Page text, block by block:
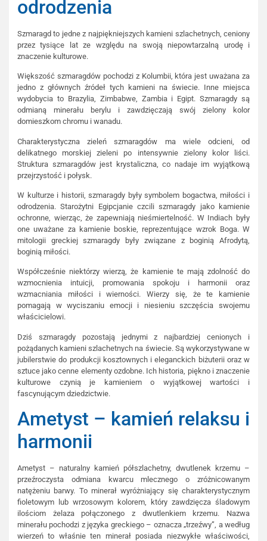
odrodzenia
Szmaragd to jedne z najpiękniejszych kamieni szlachetnych, ceniony
przez tysiące lat ze względu na swoją niepowtarzalną urodę i
znaczenie kulturowe.
Większość szmaragdów pochodzi z Kolumbii, która jest uważana za
jedno z głównych źródeł tych kamieni na świecie. Inne miejsca
wydobycia to Brazylia, Zimbabwe, Zambia i Egipt. Szmaragdy są
odmianą minerału berylu i zawdzięczają swój zielony kolor
domieszkom chromu i wanadu.
Charakterystyczna zieleń szmaragdów ma wiele odcieni, od
delikatnego morskiej zieleni po intensywnie zielony kolor liści.
Struktura szmaragdów jest krystaliczna, co nadaje im wyjątkową
przejrzystość i połysk.
W kulturze i historii, szmaragdy były symbolem bogactwa, miłości i
odrodzenia. Starożytni Egipcjanie czcili szmaragdy jako kamienie
ochronne, wierząc, że zapewniają nieśmiertelność. W Indiach były
one uważane za kamienie boskie, reprezentujące wzrok Boga. W
mitologii greckiej szmaragdy były związane z boginią Afrodytą,
boginią miłości.
Współcześnie niektórzy wierzą, że kamienie te mają zdolność do
wzmocnienia intuicji, promowania spokoju i harmonii oraz
wzmacniania miłości i wierności. Wierzy się, że te kamienie
pomagają w wyciszaniu emocji i niesieniu szczęścia swojemu
właścicielowi.
Dziś szmaragdy pozostają jednymi z najbardziej cenionych i
pożądanych kamieni szlachetnych na świecie. Są wykorzystywane w
jubilerstwie do produkcji kosztownych i eleganckich biżuterii oraz w
sztuce jako cenne elementy ozdobne. Ich historia, piękno i znaczenie
kulturowe czynią je kamieniem o wyjątkowej wartości i
fascynującym dziedzictwie.
Ametyst – kamień relaksu i
harmonii
Ametyst – naturalny kamień półszlachetny, dwutlenek krzemu –
przeźroczysta odmiana kwarcu mlecznego o zróżnicowanym
natężeniu barwy. To minerał wyróżniający się charakterystycznym
fioletowym lub wrzosowym kolorem, który zawdzięcza śladowym
ilościom żelaza połączonego z dwutlenkiem krzemu. Nazwa
minerału pochodzi z języka greckiego – oznacza „trzeźwy”, a według
wierzeń to właśnie ten minerał posiada niezwykłe właściwości,